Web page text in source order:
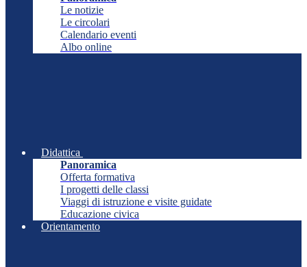
Le notizie
Le circolari
Calendario eventi
Albo online
Didattica
Panoramica
Offerta formativa
I progetti delle classi
Viaggi di istruzione e visite guidate
Educazione civica
Orientamento